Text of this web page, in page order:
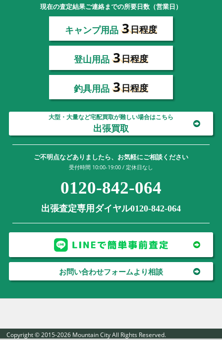
現在の査定結果ご連絡までの所要日数（営業日）
キャンプ用品 3日程度
登山用品 3日程度
釣具用品 3日程度
大型・大量など宅配買取が難しい場合はこちら
出張買取
ご不明点などありましたら、お気軽にご相談ください
受付時間 10:00-19:00 / 定休日なし
0120-842-064
出張査定専用ダイヤル0120-842-064
お問い合わせフォームより相談
Copyright © 2015-2026 Mountain City All Rights Reserved.